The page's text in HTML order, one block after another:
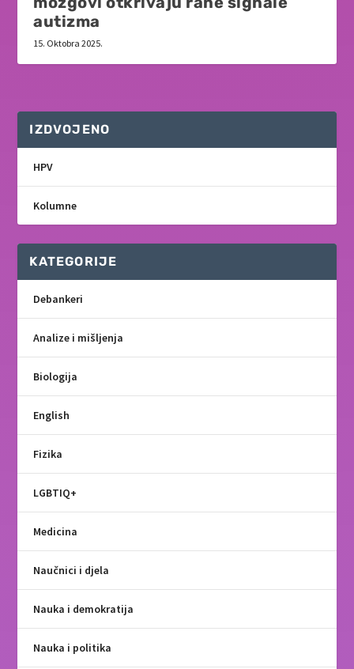
autizma
15. Oktobra 2025.
IZDVOJENO
HPV
Kolumne
KATEGORIJE
Debankeri
Analize i mišljenja
Biologija
English
Fizika
LGBTIQ+
Medicina
Naučnici i djela
Nauka i demokratija
Nauka i politika